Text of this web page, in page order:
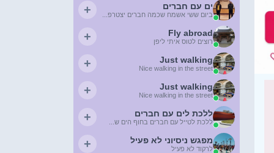
ים עם חברים
ביום ששי אשמח שכמה חברים יצטרפ... +
Fly abroad
רוצים לטוס איתי ליפן +
Just walking
Nice walking in the street
+
Just walking
Nice walking in the street
+
ללכת לים עם חברים
ללכת לטייל עם חברים בחוף הים ש... +
מפגש ניסיוני לא פעיל
לרקוד לא פעיל +